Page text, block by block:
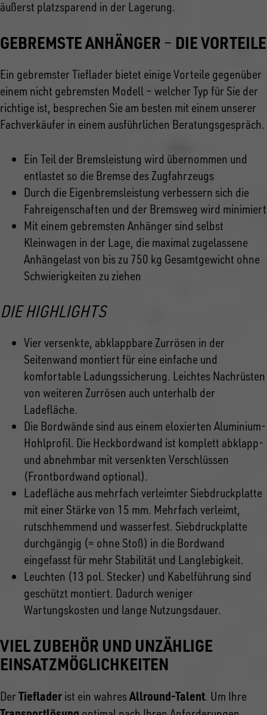
äußerst platzsparend in der Lagerung.
GEBREMSTE ANHÄNGER – DIE VORTEILE
Ein gebremster Tieflader bietet einige Vorteile gegenüber
einem nicht gebremsten Modell – welcher Typ für Sie der
richtige ist, besprechen Sie am besten mit einem unserer
Fachverkäufer in einem ausführlichen Beratungsgespräch.
Ein Teil der Bremsleistung wird übernommen und
entlastet so die Bremse des Zugfahrzeugs
Durch die Eigenbremsleistung verbessern sich die
Fahreigenschaften und der Bremsweg wird minimiert
Mit einem gebremsten Anhänger sind selbst
Kleinwagen in der Lage, die maximal zugelassene
Anhängelast von bis zu 750 kg Gesamtgewicht ohne
Schwierigkeiten zu ziehen
DIE HIGHLIGHTS
Vier versenkte, abklappbare Zurrösen in der
Seitenwand montiert für eine einfache und
komfortable Ladungssicherung. Leichtes Nachrüsten
von weiteren Zurrösen auch unterhalb der
Ladefläche.
Die Bordwände sind aus einem eloxierten Aluminium-
Hohlprofil. Die Heckbordwand ist komplett abklapp-
und abnehmbar mit versenkten Verschlüssen
(Frontbordwand optional).
Ladefläche aus mehrfach verleimter Siebdruckplatte
mit einer Stärke von 15 mm. Mehrfach verleimt,
rutschhemmend und wasserfest. Siebdruckplatte
durchgängig (= ohne Stoß) in die Bordwand
eingefasst für mehr Stabilität und Langlebigkeit.
Leuchten (13 pol. Stecker) und Kabelführung sind
geschützt montiert. Dadurch weniger
Wartungskosten und lange Nutzungsdauer.
VIEL ZUBEHÖR UND UNZÄHLIGE
EINSATZMÖGLICHKEITEN
Der Tieflader ist ein wahresAllround-Talent. Um Ihre